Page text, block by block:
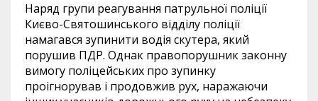
Наряд групи реагування патрульної поліції
Києво-Святошинського відділу поліції
намагався зупинити водія скутера, який
порушив ПДР. Однак правопорушник законну
вимогу поліцейських про зупинку
проігнорував і продовжив рух, наражаючи